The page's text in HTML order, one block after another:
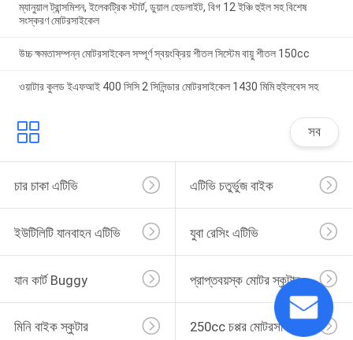
ম্যানুয়াল ট্রান্সমিশন, ইলেকট্রিক স্টার্ট, ডুয়াল হেডলাইট, বিগ 12 ইঞ্চি হুইল সহ বিশেষ
সংস্করণ মোটরসাইকেল
উচ্চ ক্ষমতাসম্পন্ন মোটরসাইকেল সম্পূর্ণ স্বয়ংক্রিয় শীতল সিস্টেম বায়ু শীতল 150cc
ওয়াটার কুলড ইএফআই 400 সিসি 2 সিলিন্ডার মোটরসাইকেল 1430 মিমি হুইলবেস সহ
সব
চার চাকা এটিভি এটিভি চতুর্ভুজ বাইক
ইউটিলিটি যানবাহন এটিভি যুবা রেসিং এটিভি
যান কার্ট Buggy প্রাপ্তবয়স্ক মোটর স্কুটার
মিনি বাইক স্কুটার 250cc চপ্পর মোটরসাইকেল